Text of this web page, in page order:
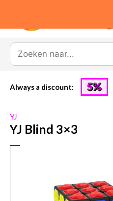
Always a discount:
YJ
YJ Blind 3×3